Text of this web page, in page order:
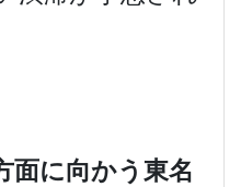
面に向かう東名